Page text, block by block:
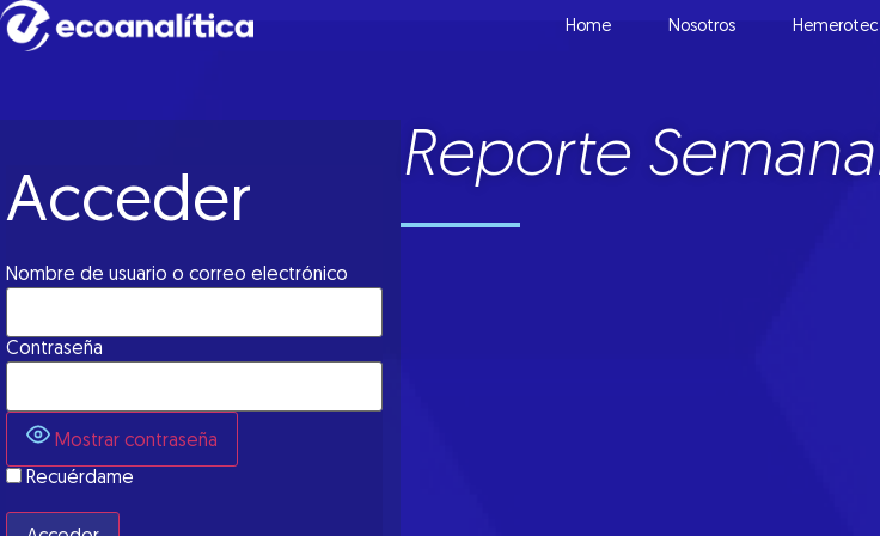
Home Nosotros
Acceder
Nombre de usuario o correo electrónico
Contraseña
Mostrar contraseña
Recuérdame
Reporte